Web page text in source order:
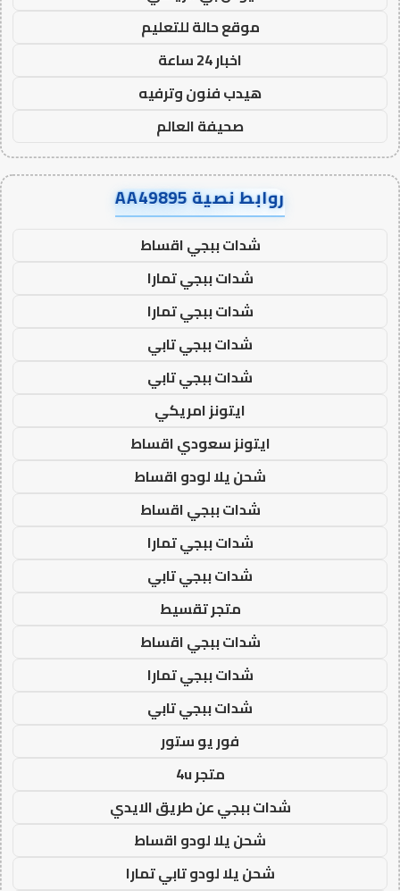
موقع حالة للتعليم
اخبار 24 ساعة
هيدب فنون وترفيه
صحيفة العالم
روابط نصية AA49895
شدات ببجي اقساط
شدات ببجي تمارا
شدات ببجي تمارا
شدات ببجي تابي
شدات ببجي تابي
ايتونز امريكي
ايتونز سعودي اقساط
شحن يلا لودو اقساط
شدات ببجي اقساط
شدات ببجي تمارا
شدات ببجي تابي
متجر تقسيط
شدات ببجي اقساط
شدات ببجي تمارا
شدات ببجي تابي
فور يو ستور
متجر 4u
شدات ببجي عن طريق الايدي
شحن يلا لودو اقساط
شحن يلا لودو تابي تمارا